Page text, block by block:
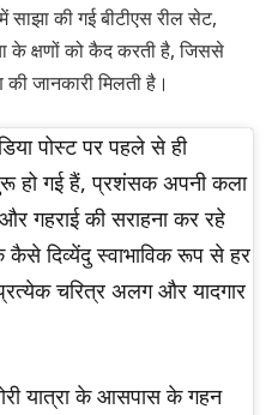
की गई बीटीएस रील सेट,
के क्षणों को कैद करती है, जिससे
जानकारी मिलती है।
पोस्ट पर पहले से ही
हो गई हैं, प्रशंसक अपनी कला
और गहराई की सराहना कर रहे
दिव्येंदु स्वाभाविक रूप से हर
चरित्र अलग और यादगार
यात्रा के आसपास के गहन